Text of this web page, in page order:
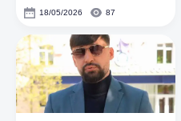
18/05/2026 87